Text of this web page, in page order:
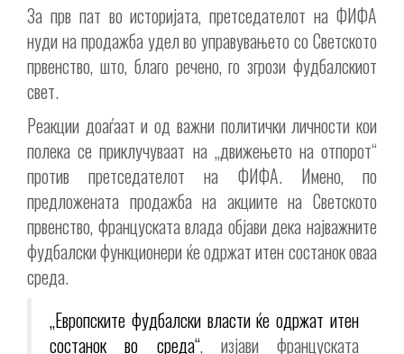
За прв пат во историјата, претседателот на ФИФА
нуди на продажба удел во управувањето со Светското
првенство, што, благо речено, го згрози фудбалскиот
свет.
Реакции доаѓаат и од важни политички личности кои
полека се приклучуваат на „движењето на отпорот“
против претседателот на ФИФА. Имено, по
предложената продажба на акциите на Светското
првенство, француската влада објави дека најважните
фудбалски функционери ќе одржат итен состанок оваа
среда.
„Европските фудбалски власти ќе одржат итен
состанок во среда“, изјави француската